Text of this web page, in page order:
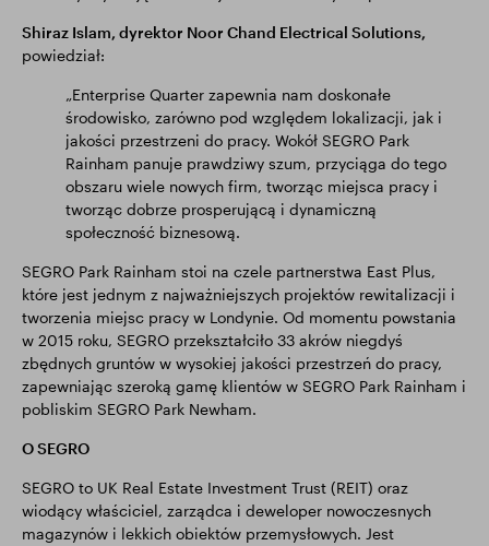
Shiraz Islam, dyrektor Noor Chand Electrical Solutions,
powiedział:
„Enterprise Quarter zapewnia nam doskonałe
środowisko, zarówno pod względem lokalizacji, jak i
jakości przestrzeni do pracy. Wokół SEGRO Park
Rainham panuje prawdziwy szum, przyciąga do tego
obszaru wiele nowych firm, tworząc miejsca pracy i
tworząc dobrze prosperującą i dynamiczną
społeczność biznesową.
SEGRO Park Rainham stoi na czele partnerstwa East Plus,
które jest jednym z najważniejszych projektów rewitalizacji i
tworzenia miejsc pracy w Londynie. Od momentu powstania
w 2015 roku, SEGRO przekształciło 33 akrów niegdyś
zbędnych gruntów w wysokiej jakości przestrzeń do pracy,
zapewniając szeroką gamę klientów w SEGRO Park Rainham i
pobliskim SEGRO Park Newham.
O SEGRO
SEGRO to UK Real Estate Investment Trust (REIT) oraz
wiodący właściciel, zarządca i deweloper nowoczesnych
magazynów i lekkich obiektów przemysłowych. Jest